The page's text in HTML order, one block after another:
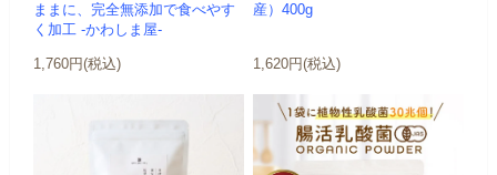
ままに、完全無添加で食べやす
く加工 -かわしま屋-
1,760円(税込)
産）400g
1,620円(税込)